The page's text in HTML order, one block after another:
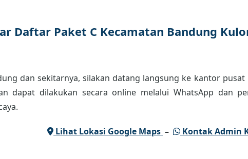
Daftar Paket C Kecamatan Bandung
dan sekitarnya, silakan datang langsung ke kantor
dapat dilakukan secara online melalui WhatsApp dan
Lihat Lokasi Google Maps – Kontak Admin